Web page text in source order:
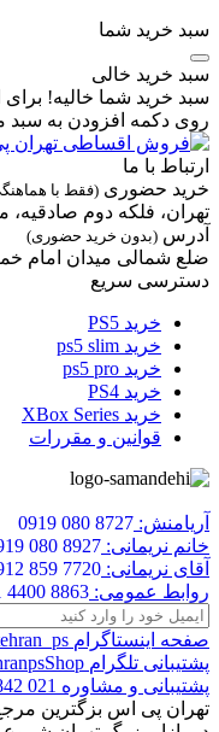
سبد خرید شما
سبد خرید خالی
سبد خرید شما خالیه!
روی دکمه افزودن به سبد
ارتباط با ما
خرید حضوری (فقط با
تهران، فلکه دوم صادقیه، مرکز
آدرس (بدون خرید حضوری)
ضلع شمالی میدان امام
دسترسی سریع
خرید PS5
خرید ps5 slim
خرید ps5 pro
خرید PS4
خرید XBox Series
قوانین و مقررات
آریامنش: 0919 080 8727
خانم نریمانی: 080 8927
آقای نریمانی: 859 7720
روابط عمومی: 4400 8863
صفحه اینستاگرام
پشتیبانی تلگرام
پشتیبانی و مشاوره 021 2842 2587